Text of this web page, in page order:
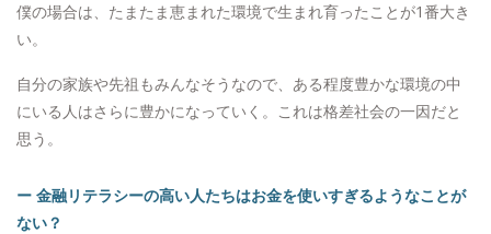
僕の場合は、たまたま恵まれた環境で生まれ育ったことが1番大き
い。
自分の家族や先祖もみんなそうなので、ある程度豊かな環境の中
にいる人はさらに豊かになっていく。これは格差社会の一因だと
思う。
ー 金融リテラシーの高い人たちはお金を使いすぎるようなことが
ない？